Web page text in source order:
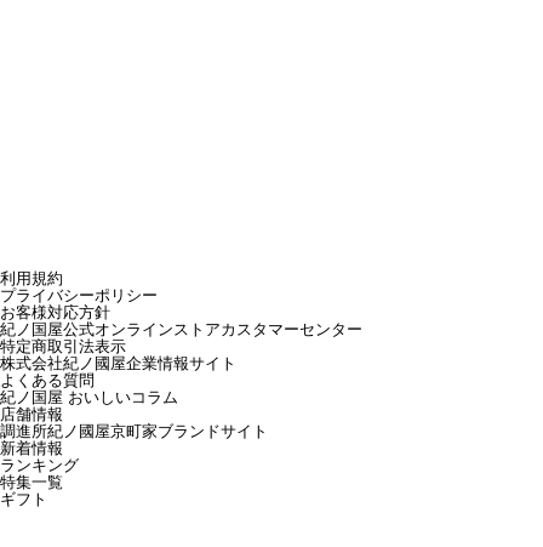
利用規約
プライバシーポリシー
お客様対応方針
紀ノ国屋公式オンラインストアカスタマーセンター
特定商取引法表示
株式会社紀ノ國屋企業情報サイト
よくある質問
紀ノ国屋 おいしいコラム
店舗情報
調進所紀ノ國屋京町家ブランドサイト
新着情報
ランキング
特集一覧
ギフト